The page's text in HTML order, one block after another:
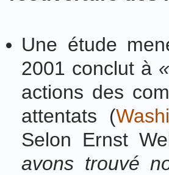
Une étude
2001 conclut à
actions des
attentats (
Selon Ernst
avons trouvé